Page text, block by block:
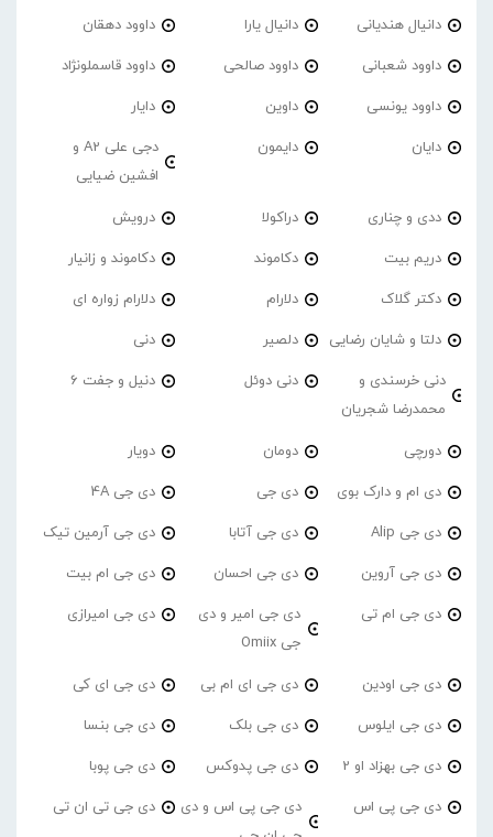
دانیال هندیانی دانیال یارا داوود دهقان
داوود شعبانی داوود صالحی داوود قاسملونژاد
داوود یونسی داوین دایار
دایان دایمون
دجی علی A2 و
افشین ضیایی
ددی و چناری دراکولا درویش
دریم بیت دکاموند دکاموند و زانیار
دکتر گلاک دلارام دلارام زواره ای
دلتا و شایان رضایی دلصیر دنی
دنی خرسندی و
محمدرضا شجریان
دنی دوئل دنیل و جفت 6
دورچی دومان دویار
دی ام و دارک بوی دی جی دی جی 4A
دی جی Alip دی جی آتابا دی جی آرمین تیک
دی جی آروین دی جی احسان دی جی ام بیت
دی جی ام تی
دی جی امیر و دی
جی Omiix
دی جی امیرازی
دی جی اودین دی جی ای ام بی دی جی ای کی
دی جی ایلوس دی جی بلک دی جی بنسا
دی جی بهزاد او 2 دی جی پدوکس دی جی پوبا
دی جی پی اس
دی جی پی اس و دی
دی جی تی ان تی